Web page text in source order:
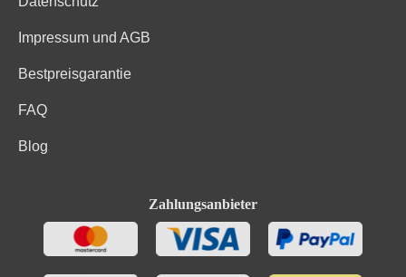
Impressum und AGB
Bestpreisgarantie
FAQ
Blog
Zahlungsanbieter